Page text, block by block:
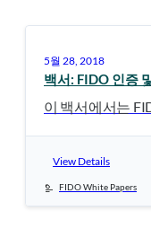
5월 28, 2018
백서: FIDO 인증
이 백서에서는
View Details
FIDO White Papers